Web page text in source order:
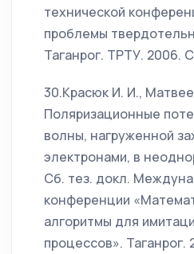
технической
проблемы
Таганрог. ТРТУ. 2006.
30.Красюк И. И.,
Поляризационные
волны, нагруженной
электронами, в
Сб. тез. докл.
конференции
алгоритмы для
процессов». Таганрог.